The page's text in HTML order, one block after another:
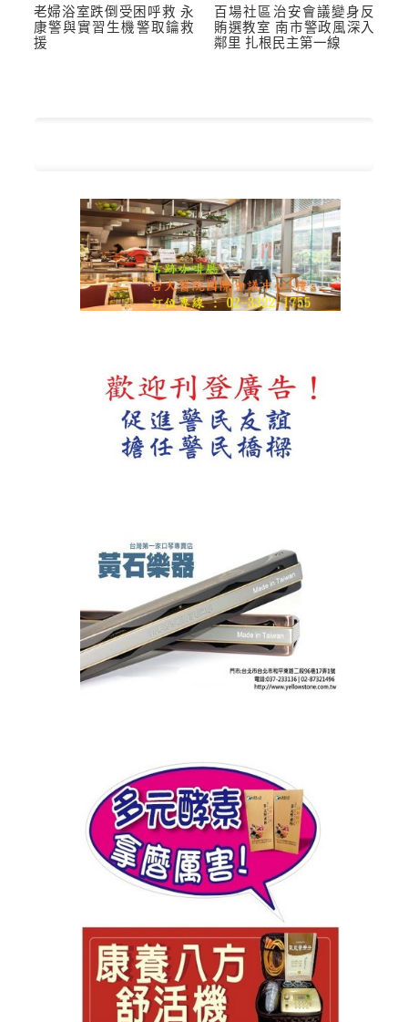
老婦浴室跌倒受困呼救 永
康警與實習生機警取鑰救
援
百場社區治安會議變身反
賄選教室 南市警政風深入
鄰里 扎根民主第一線